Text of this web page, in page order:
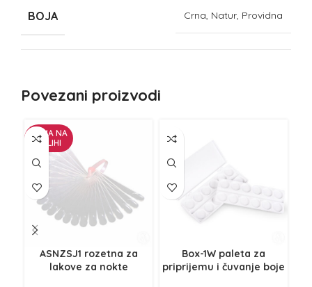
BOJA Crna, Natur, Providna
Povezani proizvodi
NEMA NA
ZALIHI
ASNZSJ1 rozetna za
lakove za nokte
Box-1W paleta za
priprijemu i čuvanje boje